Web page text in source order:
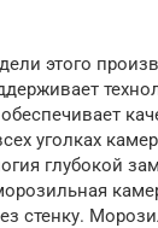
этого
уголках
глубокой
стенку.